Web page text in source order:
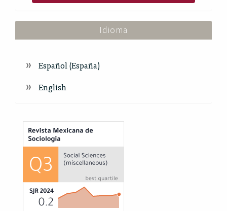
Idioma
Español (España)
English
Index